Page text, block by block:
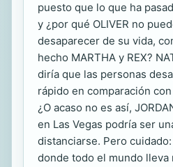
puesto que lo que ha
y ¿por qué OLIVER no
desaparecer de su vida,
hecho MARTHA y REX?
diría que las personas
rápido en comparación
¿O acaso no es así,
en Las Vegas podría ser
distanciarse. Pero
donde todo el mundo lleva